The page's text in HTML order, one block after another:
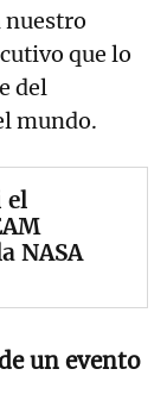
nuestro
que lo
del
mundo.
el
NASA
un evento